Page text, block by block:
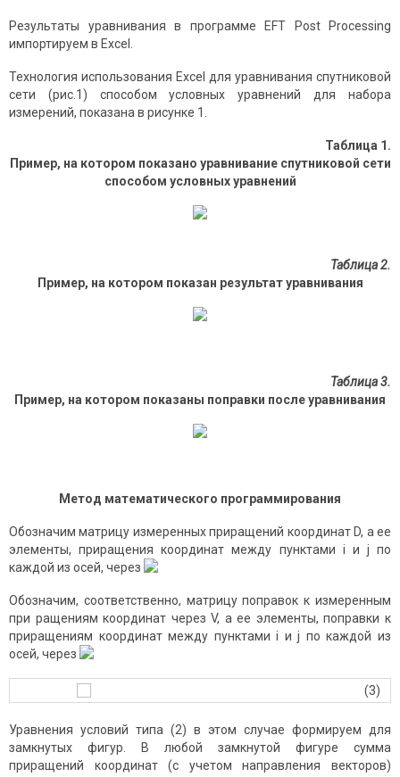
Результаты уравнивания в программе EFT Post Processing
импортируем в Excel.
Технология использования Excel для уравнивания спутниковой
сети (рис.1) способом условных уравнений для набора
измерений, показана в рисунке 1.
Таблица 1.
Пример, на котором показано уравнивание спутниковой сети
способом условных уравнений
Таблица 2.
Пример, на котором показан результат уравнивания
Таблица 3.
Пример, на котором показаны поправки после уравнивания
Метод математического программирования
Обозначим матрицу измеренных приращений координат D, а ее
элементы, приращения координат между пунктами i и j по
каждой из осей, через
Обозначим, соответственно, матрицу поправок к измеренным
при ращениям координат через V, а ее элементы, поправки к
приращениям координат между пунктами i и j по каждой из
осей, через
(3)
Уравнения условий типа (2) в этом случае формируем для
замкнутых фигур. В любой замкнутой фигуре сумма
приращений координат (с учетом направления векторов)